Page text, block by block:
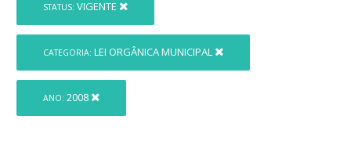
STATUS: VIGENTE
CATEGORIA: LEI ORGÂNICA MUNICIPAL
ANO: 2008